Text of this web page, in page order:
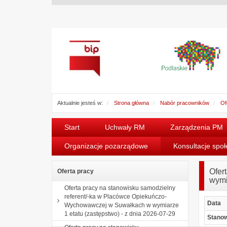
Aktualnie jesteś w: Strona główna Nabór pracowników
Start Uchwały RM Zarządzenia PM
Organizacje pozarządowe Konsultacje
Oferta pracy
Oferta pracy na stanowisku samodzielny
referent/-ka w Placówce Opiekuńczo-
Wychowawczej w Suwałkach w wymiarze
1 etatu (zastępstwo) - z dnia 2026-07-29
Data